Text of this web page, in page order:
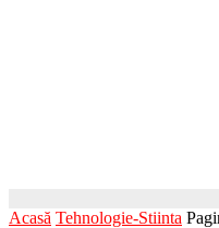
Acasă Tehnologie-Stiinta